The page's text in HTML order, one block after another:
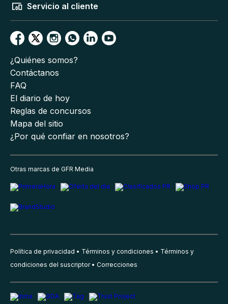
Servicio al cliente
¿Quiénes somos?
Contáctanos
FAQ
El diario de hoy
Reglas de concursos
Mapa del sitio
¿Por qué confiar en nosotros?
Otras marcas de GFR Media
Política de privacidad Términos y condiciones
Términos y
condiciones del suscriptor
Correcciones